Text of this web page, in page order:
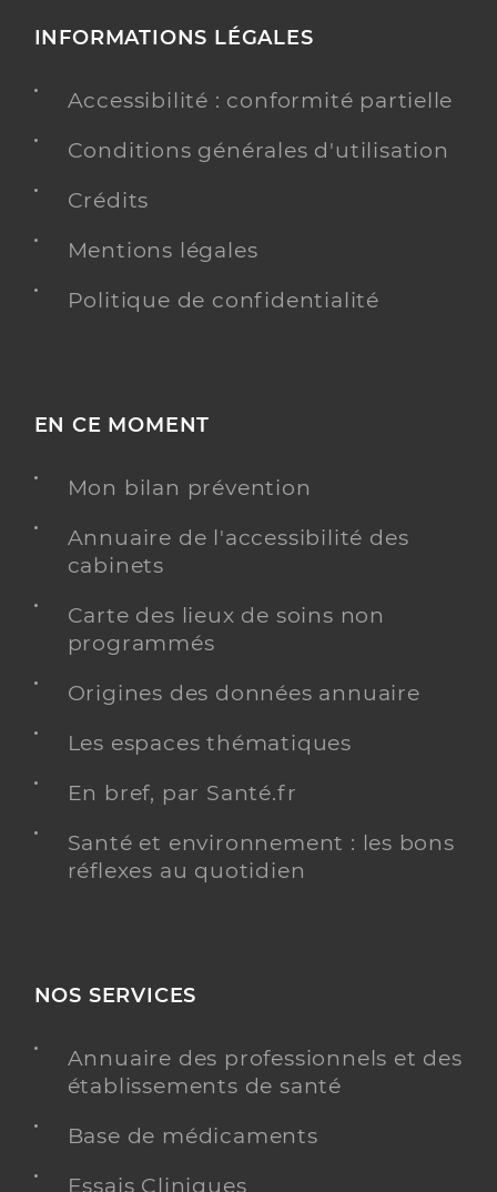
INFORMATIONS LÉGALES
Accessibilité : conformité partielle
Conditions générales d'utilisation
Crédits
Mentions légales
Politique de confidentialité
EN CE MOMENT
Mon bilan prévention
Annuaire de l'accessibilité des
cabinets
Carte des lieux de soins non
programmés
Origines des données annuaire
Les espaces thématiques
En bref, par Santé.fr
Santé et environnement : les bons
réflexes au quotidien
NOS SERVICES
Annuaire des professionnels et des
établissements de santé
Base de médicaments
Essais Cliniques